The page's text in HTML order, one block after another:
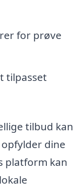
for prøve
tilpasset
tilbud kan
dine
platform kan